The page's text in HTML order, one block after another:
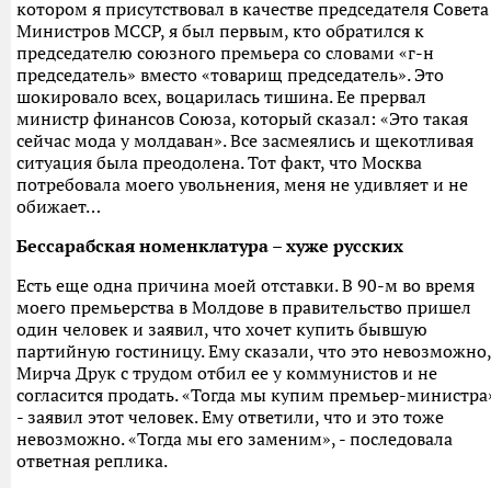
котором я присутствовал в качестве председателя Совета
Министров МССР, я был первым, кто обратился к
председателю союзного премьера со словами «г-н
председатель» вместо «товарищ председатель». Это
шокировало всех, воцарилась тишина. Ее прервал
министр финансов Союза, который сказал: «Это такая
сейчас мода у молдаван». Все засмеялись и щекотливая
ситуация была преодолена. Тот факт, что Москва
потребовала моего увольнения, меня не удивляет и не
обижает…
Бессарабская номенклатура – хуже русских
Есть еще одна причина моей отставки. В 90-м во время
моего премьерства в Молдове в правительство пришел
один человек и заявил, что хочет купить бывшую
партийную гостиницу. Ему сказали, что это невозможно,
Мирча Друк с трудом отбил ее у коммунистов и не
согласится продать. «Тогда мы купим премьер-
- заявил этот человек. Ему ответили, что и это тоже
невозможно. «Тогда мы его заменим», - последовала
ответная реплика.